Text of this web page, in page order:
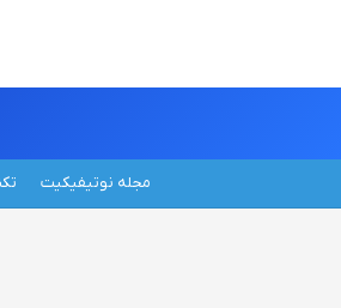
مجله نوتیفیکیت